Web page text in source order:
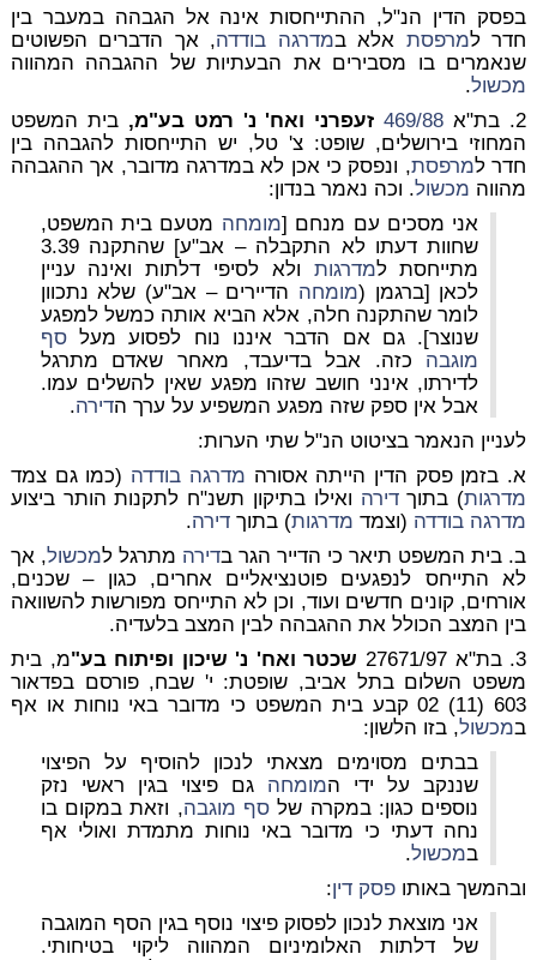
בפסק הדין הנ"ל, ההתייחסות אינה אל הגבהה במעבר בין
חדר למרפסת אלא במדרגה בודדה, אך הדברים הפשוטים
שנאמרים בו מסבירים את הבעתיות של ההגבהה המהווה
מכשול.
2. בת"א
469/88 זעפרני ואח' נ' רמט בע"מ,בית המשפט
המחוזי בירושלים, שופט: צ' טל, יש התייחסות להגבהה בין
חדר למרפסת, ונפסק כי אכן לא במדרגה מדובר, אך ההגבהה
מהווה מכשול. וכה נאמר בנדון:
אני מסכים עם מנחם [מומחה מטעם בית המשפט,
שחוות דעתו לא התקבלה – אב"ע] שהתקנה 3.39
מתייחסת למדרגות ולא לסיפי דלתות ואינה עניין
לכאן [ברגמן (מומחה הדיירים – אב"ע) שלא נתכוון
לומר שהתקנה חלה, אלא הביא אותה כמשל למפגע
שנוצר]. גם אם הדבר איננו נוח לפסוע מעלסף
מוגבה כזה. אבל בדיעבד, מאחר שאדם מתרגל
לדירתו, אינני חושב שזהו מפגע שאין להשלים עמו.
אבל אין ספק שזה מפגע המשפיע על ערך הדירה.
לעניין הנאמר בציטוט הנ"ל שתי הערות:
א. בזמן פסק הדין הייתה אסורה מדרגה בודדה (כמו גם צמד
מדרגות) בתוךדירה ואילו בתיקון תשנ"ח לתקנות הותר ביצוע
מדרגה בודדה (וצמד מדרגות) בתוך דירה.
ב. בית המשפט תיאר כי הדייר הגר בדירה מתרגל למכשול, אך
לא התייחס לנפגעים פוטנציאליים אחרים, כגון – שכנים,
אורחים, קונים חדשים ועוד, וכן לא התייחס מפורשות להשוואה
בין המצב הכולל את ההגבהה לבין המצב בלעדיה.
3. בת"א 27671/97
שכטר ואח' נ' שיכון ופיתוח בע"מ, בית
משפט השלום בתל אביב, שופטת: י' שבח, פורסם בפדאור
603 (11) 02 קבע בית המשפט כי מדובר באי נוחות או אף
במכשול, בזו הלשון:
בבתים מסוימים מצאתי לנכון להוסיף על הפיצוי
שננקב על ידי המומחה גם פיצוי בגין ראשי נזק
נוספים כגון: במקרה של סף מוגבה, וזאת במקום בו
נחה דעתי כי מדובר באי נוחות מתמדת ואולי אף
במכשול.
ובהמשך באותו פסק דין:
אני מוצאת לנכון לפסוק פיצוי נוסף בגין הסף המוגבה
של דלתות האלומיניום המהווה ליקוי בטיחותי.